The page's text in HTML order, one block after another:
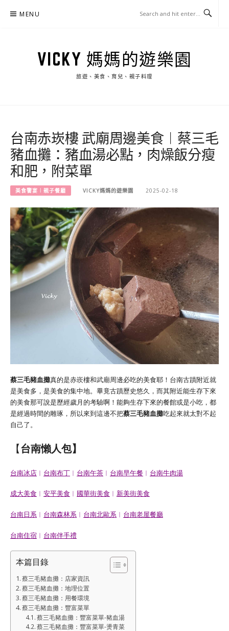
MENU
VICKY 媽媽的遊樂園
旅遊、美食、育兒、親子料理
台南赤崁樓 武廟周邊美食︱蔡三毛
豬血攤：豬血湯必點，肉燥飯分瘦
和肥，附菜單
美食饗宴︱親子餐廳 VICKY媽媽的遊樂園 2025-02-18
蔡三毛豬血攤真的是赤崁樓和武廟周邊必吃的美食耶！台南古蹟附近就
是美食多，是美食的集中地。畢竟古蹟歷史悠久，而其附近能生存下來
的美食那可說是歷經歲月的考驗啊！能夠生存下來的餐館或是小吃，都
是經過時間的雕琢，所以來到這邊不把蔡三毛豬血攤吃起來就太對不起
自己了。
【台南懶人包】
台南冰店 ︱ 台南布丁 ︱ 台南午茶 ︱ 台南早午餐 ︱ 台南牛肉湯
成大美食 ︱ 安平美食 ︱ 國華街美食 ︱ 新美街美食
台南日系 ︱ 台南森林系 ︱ 台南北歐系 ︱ 台南老屋餐廳
台南住宿 ︱ 台南伴手禮
本篇目錄
蔡三毛豬血攤：店家資訊
蔡三毛豬血攤：地理位置
蔡三毛豬血攤：用餐環境
蔡三毛豬血攤：豐富菜單
蔡三毛豬血攤：豐富菜單-豬血湯
蔡三毛豬血攤：豐富菜單-燙青菜